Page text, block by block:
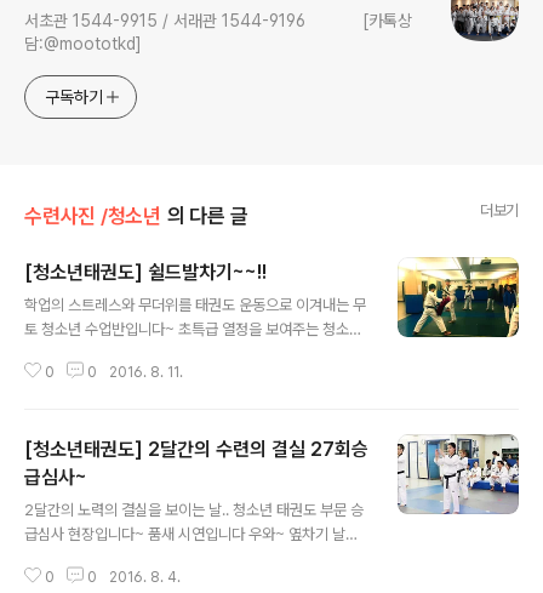
서초관 1544-9915 / 서래관 1544-9196 [카톡상
담:@moototkd]
구독하기
수련사진 /청소년 의 다른 글 더보기
[청소년태권도] 쉴드발차기~~!!
학업의 스트레스와 무더위를 태권도 운동으로 이겨내는 무
토 청소년 수업반입니다~ 초특급 열정을 보여주는 청소년
생기는 시간 무토 태권도장을 오세요~~~
0 0 2016. 8. 11.
[청소년태권도] 2달간의 수련의 결실 27회승
급심사~
2달간의 노력의 결실을 보이는 날.. 청소년 태권도 부문 승
급심사 현장입니다~ 품새 시연입니다 우와~ 옆차기 날이
다~ 빠샤빠샤 겨루기 준비~!! 정기 승급심사 날 당당히 3
0 0 2016. 8. 4.